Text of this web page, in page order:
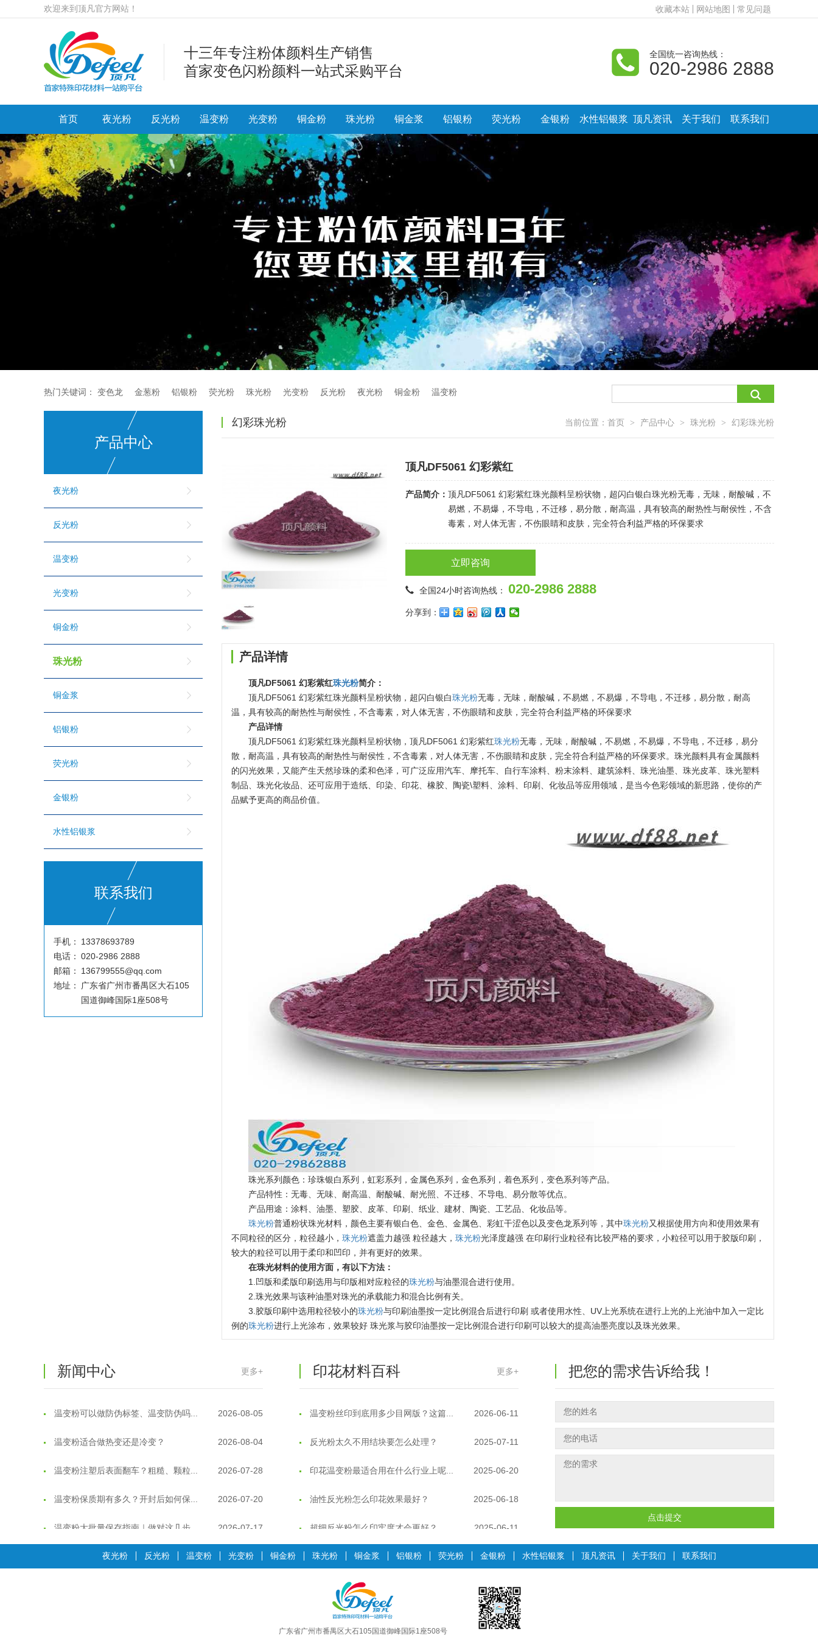
欢迎来到顶凡官方网站！ 收藏本站 网站地图 常见问题
十三年专注粉体颜料生产销售
首家变色闪粉颜料一站式采购平台
全国统一咨询热线：
020-2986 2888
首页 夜光粉 反光粉 温变粉 光变粉 铜金粉 珠光粉 铜金浆 铝银粉 荧光粉 金银粉 水性铝银浆 顶凡资讯 关于我们 联系我们
热门关键词： 变色龙 金葱粉 铝银粉 荧光粉 珠光粉 光变粉 反光粉 夜光粉 铜金粉 温变粉
产品中心
夜光粉
反光粉
温变粉
光变粉
铜金粉
珠光粉
铜金浆
铝银粉
荧光粉
金银粉
水性铝银浆
联系我们
手机：
13378693789
电话： 020-2986 2888
邮箱：
136799555@qq.com
地址：
广东省广州市番禺区大石105
国道御峰国际1座508号
幻彩珠光粉 当前位置： 首页 > 产品中心 > 珠光粉 > 幻彩珠光粉
顶凡DF5061 幻彩紫红
产品简介：顶凡DF5061 幻彩紫红珠光颜料呈粉状物，超闪白银白珠光粉无毒，无味，耐酸碱，不
易燃，不易爆，不导电，不迁移，易分散，耐高温，具有较高的耐热性与耐侯性，不含
毒素，对人体无害，不伤眼睛和皮肤，完全符合利益严格的环保要求
立即咨询
全国24小时咨询热线：020-2986 2888
分享到：
产品详情
顶凡DF5061 幻彩紫红珠光粉简介：
顶凡DF5061 幻彩紫红珠光颜料呈粉状物，超闪白银白珠光粉无毒，无味，耐酸碱，不易燃，不易爆，不导电，不迁移，易分散，耐高
温，具有较高的耐热性与耐侯性，不含毒素，对人体无害，不伤眼睛和皮肤，完全符合利益严格的环保要求
产品详情
顶凡DF5061 幻彩紫红珠光颜料呈粉状物，顶凡DF5061 幻彩紫红珠光粉无毒，无味，耐酸碱，不易燃，不易爆，不导电，不迁移，易分
散，耐高温，具有较高的耐热性与耐侯性，不含毒素，对人体无害，不伤眼睛和皮肤，完全符合利益严格的环保要求。珠光颜料具有金属颜料
的闪光效果，又能产生天然珍珠的柔和色泽，可广泛应用汽车、摩托车、自行车涂料、粉末涂料、建筑涂料、珠光油墨、珠光皮革、珠光塑料
制品、珠光化妆品、还可应用于造纸、印染、印花、橡胶、陶瓷\塑料、涂料、印刷、化妆品等应用领域，是当今色彩领域的新思路，使你的产
品赋予更高的商品价值。
珠光系列颜色：珍珠银白系列，虹彩系列，金属色系列，金色系列，着色系列，变色系列等产品。
产品特性：无毒、无味、耐高温、耐酸碱、耐光照、不迁移、不导电、易分散等优点。
产品用途：涂料、油墨、塑胶、皮革、印刷、纸业、建材、陶瓷、工艺品、化妆品等。
珠光粉普通粉状珠光材料，颜色主要有银白色、金色、金属色、彩虹干涩色以及变色龙系列等，其中珠光粉又根据使用方向和使用效果有
不同粒径的区分，粒径越小，珠光粉遮盖力越强 粒径越大，珠光粉光泽度越强 在印刷行业粒径有比较严格的要求，小粒径可以用于胶版印刷，
较大的粒径可以用于柔印和凹印，并有更好的效果。
在珠光材料的使用方面，有以下方法：
1.凹版和柔版印刷选用与印版相对应粒径的珠光粉与油墨混合进行使用。
2.珠光效果与该种油墨对珠光的承载能力和混合比例有关。
3.胶版印刷中选用粒径较小的珠光粉与印刷油墨按一定比例混合后进行印刷 或者使用水性、UV上光系统在进行上光的上光油中加入一定比
例的珠光粉进行上光涂布，效果较好 珠光浆与胶印油墨按一定比例混合进行印刷可以较大的提高油墨亮度以及珠光效果。
新闻中心 更多+
温变粉"罢工"指南：为... 2026-07-10
印花材料百科 更多+
反光粉是永久有效的吗？能用多久？ 2025-06-10
超细反光粉需要搭配什么胶浆使用？ 2025-06-03
反光粉能用在注塑工艺上吗？ 2025-06-02
把您的需求告诉给我！
点击提交
夜光粉 反光粉 温变粉 光变粉 铜金粉 珠光粉 铜金浆 铝银粉 荧光粉 金银粉 水性铝银浆 顶凡资讯 关于我们 联系我们
广东省广州市番禺区大石105国道御峰国际1座508号